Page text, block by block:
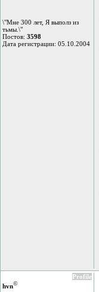
\"Мне 300 лет, Я выполз из
тьмы.\"
Постов: 3598
Дата регистрации: 05.10.2004
Profile
hvn©